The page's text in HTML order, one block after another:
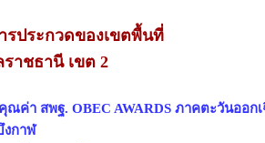
รประกวดของเขตพื้นที่
าชธานี เขต 2
ณค่า สพฐ. OBEC AWARDS ภาคตะวันออก
กาฬ